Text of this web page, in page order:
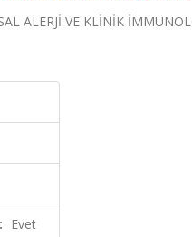
ALERJİ VE KLİNİK
Evet